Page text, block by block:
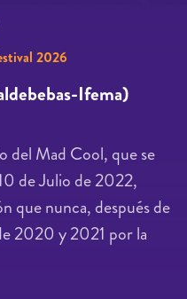
2026
Ifema)
del Mad Cool, que se
de Julio de 2022,
que nunca, después de
2020 y 2021 por la